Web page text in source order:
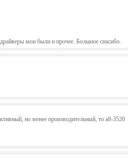
мои были и прочее. Большое спасибо.
но менее производительный, то а8-3520